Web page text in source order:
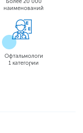
наименований
Офтальмологи
1 категории